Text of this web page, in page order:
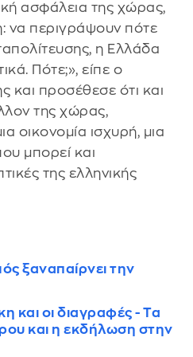
ασφάλεια της χώρας,
να περιγράψουν πότε
η Ελλάδα
Πότε;», είπε ο
και προσέθεσε ότι και
της χώρας,
οικονομία ισχυρή, μια
μπορεί και
της ελληνικής
ξαναπαίρνει την
και οι διαγραφές - Τα
και η εκδήλωση στην